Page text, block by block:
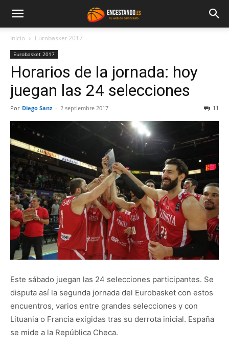
Inicio Eurobasket 2017
Eurobasket 2017
Horarios de la jornada: hoy
juegan las 24 selecciones
Por Diego Sanz - 2 septiembre 2017 11
Este sábado juegan las 24 selecciones participantes. Se
disputa así la segunda jornada del Eurobasket con estos
encuentros, varios entre grandes selecciones y con
Lituania o Francia exigidas tras su derrota inicial. España
se mide a la República Checa.